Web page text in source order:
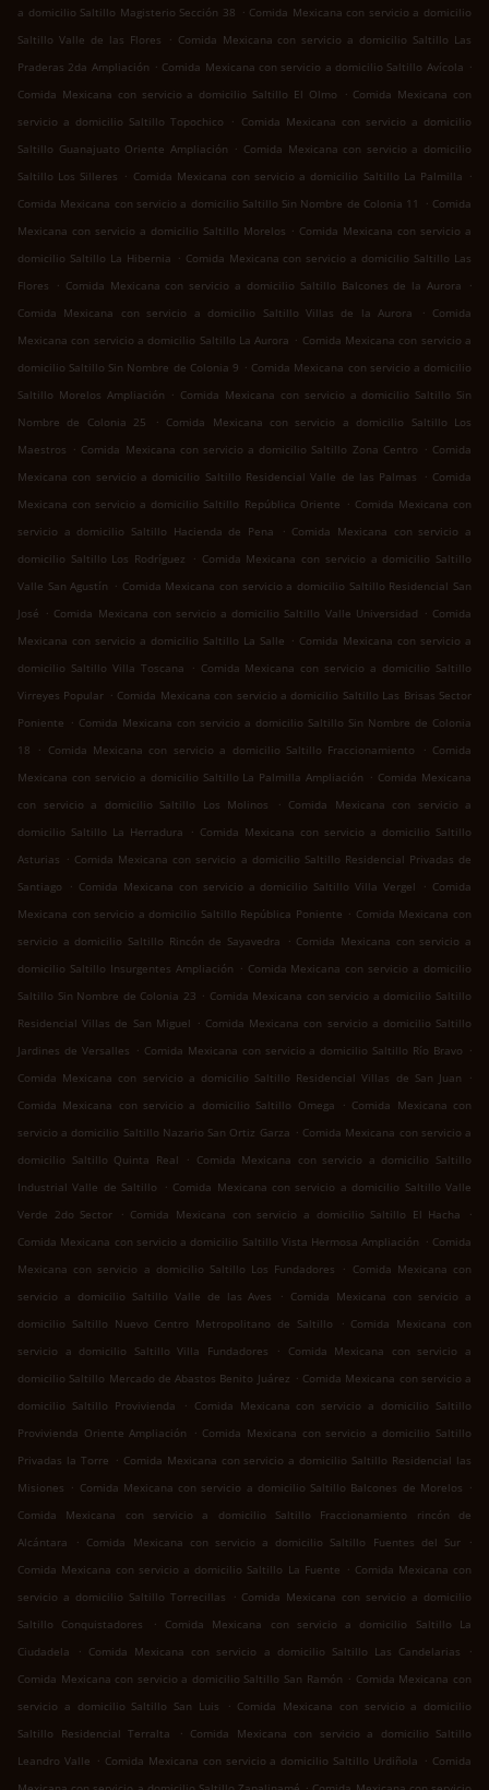
a domicilio Saltillo Magisterio Sección 38 . Comida Mexicana con servicio a domicilio
Saltillo Valle de las Flores
. Comida Mexicana con servicio a domicilio Saltillo Las
Praderas 2da Ampliación . Comida Mexicana con servicio a domicilio Saltillo Avícola .
Comida Mexicana con servicio a domicilio Saltillo El Olmo
. Comida Mexicana con
servicio a domicilio Saltillo Topochico
. Comida Mexicana con servicio a domicilio
Saltillo Guanajuato Oriente Ampliación . Comida Mexicana con servicio a domicilio
Saltillo Los Silleres . Comida Mexicana con servicio a domicilio Saltillo La Palmilla .
Comida Mexicana con servicio a domicilio Saltillo Sin Nombre de Colonia 11
. Comida
Mexicana con servicio a domicilio Saltillo Morelos . Comida Mexicana con servicio a
domicilio Saltillo La Hibernia . Comida Mexicana con servicio a domicilio Saltillo Las
Flores
. Comida Mexicana con servicio a domicilio Saltillo Balcones de la Aurora
.
Comida Mexicana con servicio a domicilio Saltillo Villas de la Aurora
. Comida
Mexicana con servicio a domicilio Saltillo La Aurora . Comida Mexicana con servicio a
domicilio Saltillo Sin Nombre de Colonia 9 . Comida Mexicana con servicio a domicilio
Saltillo Morelos Ampliación . Comida Mexicana con servicio a domicilio Saltillo Sin
Nombre de Colonia 25
. Comida Mexicana con servicio a domicilio Saltillo Los
Maestros . Comida Mexicana con servicio a domicilio Saltillo Zona Centro . Comida
Mexicana con servicio a domicilio Saltillo Residencial Valle de las Palmas
. Comida
Mexicana con servicio a domicilio Saltillo República Oriente . Comida Mexicana con
servicio a domicilio Saltillo Hacienda de Pena
. Comida Mexicana con servicio a
domicilio Saltillo Los Rodríguez
. Comida Mexicana con servicio a domicilio Saltillo
Valle San Agustín . Comida Mexicana con servicio a domicilio Saltillo Residencial San
José . Comida Mexicana con servicio a domicilio Saltillo Valle Universidad . Comida
Mexicana con servicio a domicilio Saltillo La Salle . Comida Mexicana con servicio a
domicilio Saltillo Villa Toscana
. Comida Mexicana con servicio a domicilio Saltillo
Virreyes Popular . Comida Mexicana con servicio a domicilio Saltillo Las Brisas Sector
Poniente . Comida Mexicana con servicio a domicilio Saltillo Sin Nombre de Colonia
18
. Comida Mexicana con servicio a domicilio Saltillo Fraccionamiento . Comida
Mexicana con servicio a domicilio Saltillo La Palmilla Ampliación . Comida Mexicana
con servicio a domicilio Saltillo Los Molinos
. Comida Mexicana con servicio a
domicilio Saltillo La Herradura
. Comida Mexicana con servicio a domicilio Saltillo
Asturias . Comida Mexicana con servicio a domicilio Saltillo Residencial Privadas de
Santiago
. Comida Mexicana con servicio a domicilio Saltillo Villa Vergel . Comida
Mexicana con servicio a domicilio Saltillo República Poniente . Comida Mexicana con
servicio a domicilio Saltillo Rincón de Sayavedra
. Comida Mexicana con servicio a
domicilio Saltillo Insurgentes Ampliación . Comida Mexicana con servicio a domicilio
Saltillo Sin Nombre de Colonia 23 . Comida Mexicana con servicio a domicilio Saltillo
Residencial Villas de San Miguel . Comida Mexicana con servicio a domicilio Saltillo
Jardines de Versalles . Comida Mexicana con servicio a domicilio Saltillo Río Bravo .
Comida Mexicana con servicio a domicilio Saltillo Residencial Villas de San Juan
.
Comida Mexicana con servicio a domicilio Saltillo Omega
. Comida Mexicana con
servicio a domicilio Saltillo Nazario San Ortiz Garza . Comida Mexicana con servicio a
domicilio Saltillo Quinta Real
. Comida Mexicana con servicio a domicilio Saltillo
Industrial Valle de Saltillo
. Comida Mexicana con servicio a domicilio Saltillo Valle
Verde 2do Sector
. Comida Mexicana con servicio a domicilio Saltillo El Hacha
.
Comida Mexicana con servicio a domicilio Saltillo Vista Hermosa Ampliación . Comida
Mexicana con servicio a domicilio Saltillo Los Fundadores
. Comida Mexicana con
servicio a domicilio Saltillo Valle de las Aves
. Comida Mexicana con servicio a
domicilio Saltillo Nuevo Centro Metropolitano de Saltillo
. Comida Mexicana con
servicio a domicilio Saltillo Villa Fundadores
.
Comida Mexicana con servicio a
domicilio Saltillo Mercado de Abastos Benito Juárez . Comida Mexicana con servicio a
domicilio Saltillo Provivienda
. Comida Mexicana con servicio a domicilio Saltillo
Provivienda Oriente Ampliación
. Comida Mexicana con servicio a domicilio Saltillo
Privadas la Torre . Comida Mexicana con servicio a domicilio Saltillo Residencial las
Misiones . Comida Mexicana con servicio a domicilio Saltillo Balcones de Morelos .
Comida Mexicana con servicio a domicilio Saltillo Fraccionamiento rincón de
Alcántara
. Comida Mexicana con servicio a domicilio Saltillo Fuentes del Sur
.
Comida Mexicana con servicio a domicilio Saltillo La Fuente . Comida Mexicana con
servicio a domicilio Saltillo Torrecillas
. Comida Mexicana con servicio a domicilio
Saltillo Conquistadores
.
Comida Mexicana con servicio a domicilio Saltillo La
Ciudadela
. Comida Mexicana con servicio a domicilio Saltillo Las Candelarias
.
Comida Mexicana con servicio a domicilio Saltillo San Ramón . Comida Mexicana con
servicio a domicilio Saltillo San Luis
. Comida Mexicana con servicio a domicilio
Saltillo Residencial Terralta
. Comida Mexicana con servicio a domicilio Saltillo
Leandro Valle . Comida Mexicana con servicio a domicilio Saltillo Urdiñola . Comida
.